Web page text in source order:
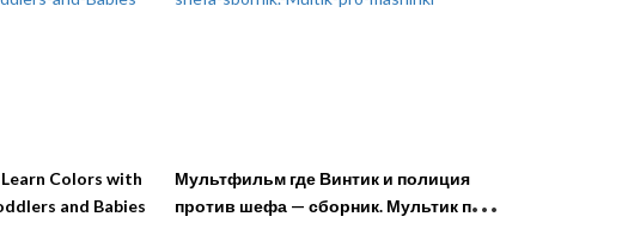
Colors with
and Babies
Мультфильм где Винтик и полиция
против шефа — сборник. Мультик про